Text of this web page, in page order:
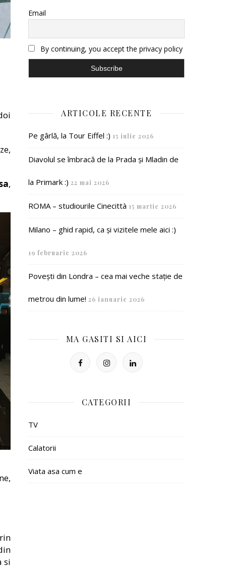
,
si
Email
By continuing, you accept the privacy policy
ARTICOLE RECENTE
Pe gârlă, la Tour Eiffel :) 15 iulie 2026
Diavolul se îmbracă de la Prada și Mladin de
la Primark :) 22 mai 2026
ROMA – studiourile Cinecittà 15 martie 2026
Milano – ghid rapid, ca și vizitele mele aici :)
19 februarie 2026
Povești din Londra – cea mai veche stație de
metrou din lume! 26 ianuarie 2026
MA GASITI SI AICI
CATEGORII
TV
Calatorii
Viata asa cum e